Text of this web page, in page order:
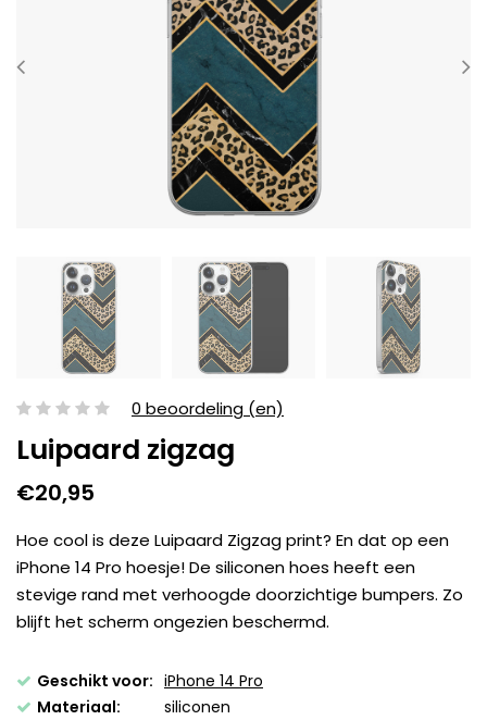
0 beoordeling (en)
Luipaard zigzag
€20,95
Hoe cool is deze Luipaard Zigzag print? En dat op een
iPhone 14 Pro hoesje! De siliconen hoes heeft een
stevige rand met verhoogde doorzichtige bumpers. Zo
blijft het scherm ongezien beschermd.
Geschikt voor: iPhone 14 Pro
Materiaal:
siliconen